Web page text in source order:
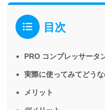
目次
PRO コンプレッサータ
実際に使ってみてどうな
メリット